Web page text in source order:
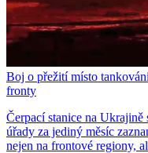
Boj o přežití místo
fronty
Čerpací stanice na
úřady za jediný měsíc
nejen na frontové regiony,